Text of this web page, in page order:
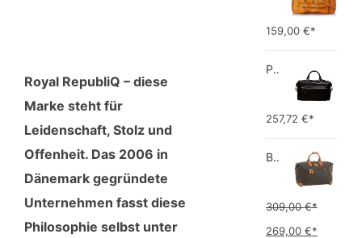
Royal RepubliQ – diese
Marke steht für
Leidenschaft, Stolz und
Offenheit. Das 2006 in
Dänemark gegründete
Unternehmen fasst diese
Philosophie selbst unter
159,00 €*
Picard Unisex-Erwachsene Buddy Gepäck- Handgepäck
257,72 €*
Bric's Bric's Life Reisetasche Handgepäck Bric's Life Reisetasche Handgepäck
309,00€*
Ursprünglicher
269,00 €*